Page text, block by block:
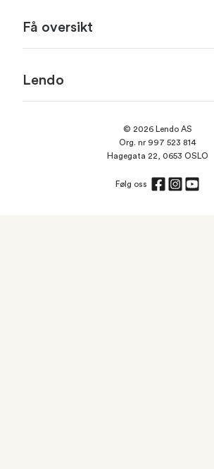
Få oversikt
Lendo
© 2026 Lendo AS
Org. nr 997 523 814
Hagegata 22, 0653 OSLO
Følg oss